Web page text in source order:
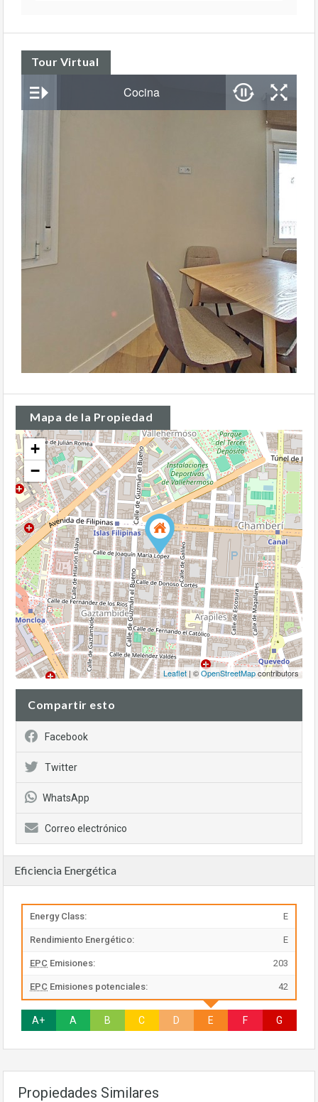
Tour Virtual
Mapa de la Propiedad
+
−
Leaflet | ©OpenStreetMapcontributors
Compartir esto
Facebook
Twitter
WhatsApp
Correo electrónico
Eficiencia Energética
Energy Class: E
Rendimiento Energético: E
EPC Emisiones: 203
EPC Emisiones potenciales: 42
A+ A B C D E F G
Propiedades Similares